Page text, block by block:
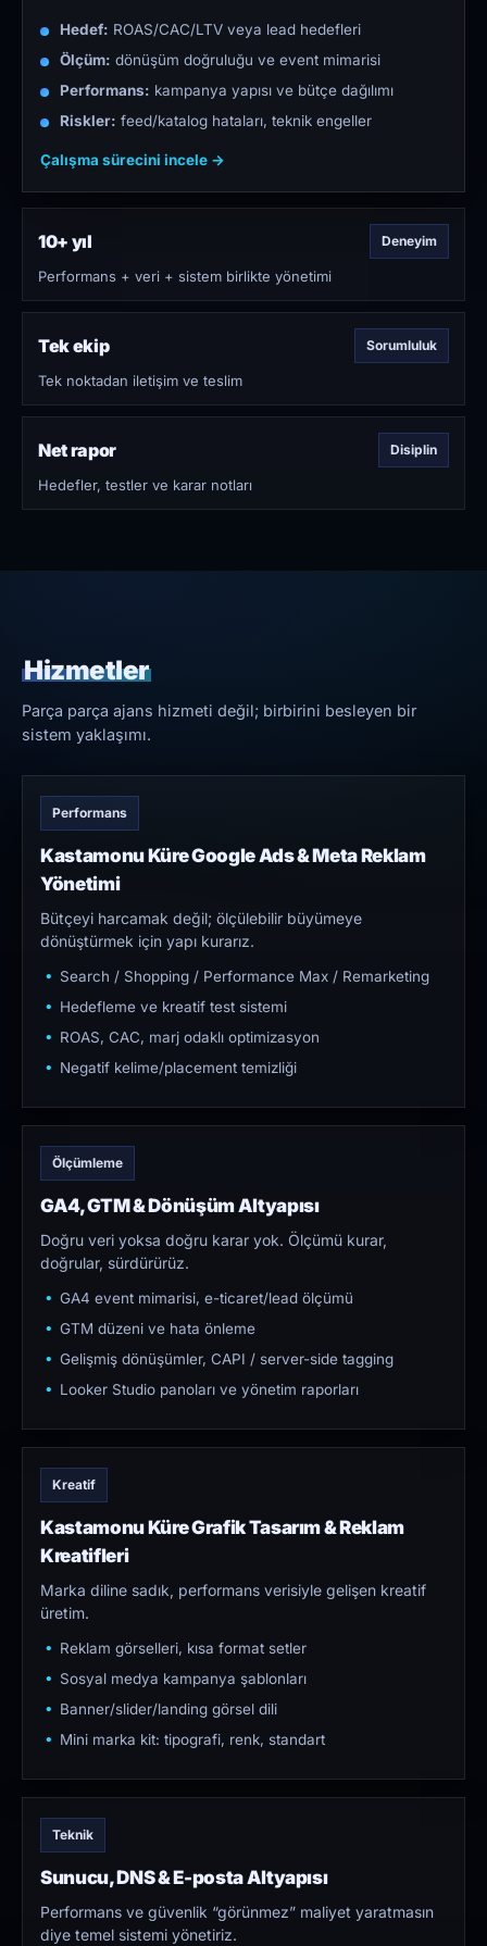
Hedef: ROAS/CAC/LTV veya lead hedefleri
Ölçüm: dönüşüm doğruluğu ve event mimarisi
Performans: kampanya yapısı ve bütçe dağılımı
Riskler: feed/katalog hataları, teknik engeller
Çalışma sürecini incele →
10+ yıl Deneyim
Performans + veri + sistem birlikte yönetimi
Tek ekip Sorumluluk
Tek noktadan iletişim ve teslim
Net rapor Disiplin
Hedefler, testler ve karar notları
Hizmetler
Parça parça ajans hizmeti değil; birbirini besleyen bir
sistem yaklaşımı.
Performans
Kastamonu Küre Google Ads & Meta Reklam
Yönetimi
Bütçeyi harcamak değil; ölçülebilir büyümeye
dönüştürmek için yapı kurarız.
Search / Shopping / Performance Max / Remarketing
Hedefleme ve kreatif test sistemi
ROAS, CAC, marj odaklı optimizasyon
Negatif kelime/placement temizliği
Ölçümleme
GA4, GTM & Dönüşüm Altyapısı
Doğru veri yoksa doğru karar yok. Ölçümü kurar,
doğrular, sürdürürüz.
GA4 event mimarisi, e-ticaret/lead ölçümü
GTM düzeni ve hata önleme
Gelişmiş dönüşümler, CAPI / server-side tagging
Looker Studio panoları ve yönetim raporları
Kreatif
Kastamonu Küre Grafik Tasarım & Reklam
Kreatifleri
Marka diline sadık, performans verisiyle gelişen kreatif
üretim.
Reklam görselleri, kısa format setler
Sosyal medya kampanya şablonları
Banner/slider/landing görsel dili
Mini marka kit: tipografi, renk, standart
Teknik
Sunucu, DNS & E-posta Altyapısı
Performans ve güvenlik “görünmez” maliyet yaratmasın
diye temel sistemi yönetiriz.